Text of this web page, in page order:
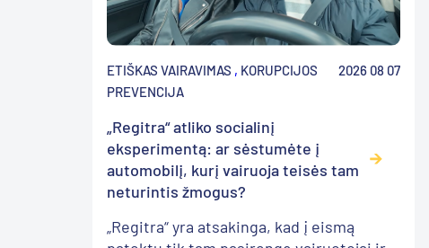
ETIŠKAS VAIRAVIMAS , KORUPCIJOS
PREVENCIJA
2026 08 07
„Regitra“ atliko socialinį
eksperimentą: ar sėstumėte į
automobilį, kurį vairuoja teisės tam
neturintis žmogus?
„Regitra“ yra atsakinga, kad į eismą